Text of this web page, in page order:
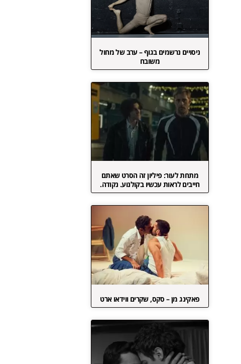
ניסויים נרשמים בגוף – ערב של מחול
משובח
מתחת לעור: פיליון זה הסרט שאתם
חייבים לראות עכשיו בקולנוע. נקודה.
פאקינג מן – סקס, שקרים ווידאו ארט